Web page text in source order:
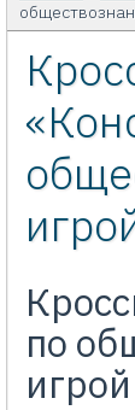
по